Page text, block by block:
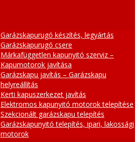
Garázskapurugó készítés, legyártás
Garázskapurugó csere
Márkafüggetlen kapunyitó szerviz –
Kapumotorok javítása
Garázskapu javítás – Garázskapu
helyreállítás
Kerti kapuszerkezet javítás
Elektromos kapunyitó motorok telepítése
Szekcionált garázskapu telepítés
Garázskapunyitó telepítés, ipari, lakossági
motorok